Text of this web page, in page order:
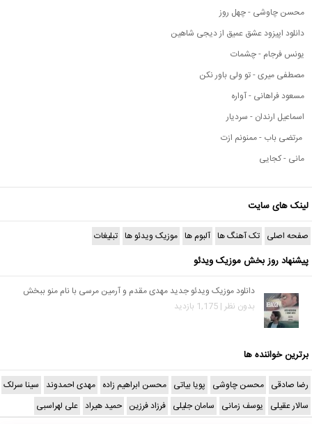
محسن چاوشی - چهل روز
دانلود اپیزود عشق عمیق از دیجی شاهین
یونس فرجام - چشمات
مصطفی میری - تو ولی باور نکن
مسعود فراهانی - آواره
اسماعیل ارندان - سردیار
مرتضی باب - ممنونم ازت
مانی - کجایی
لینک های سایت
صفحه اصلی تک آهنگ ها آلبوم ها موزیک ویدئو ها تبلیغات
پیشنهاد روز بخش موزیک ویدئو
دانلود موزیک ویدئو جدید مهدی مقدم و آرمین مرسی با نام منو ببخش
بدون نظر | 1,175 بازدید
برترین خواننده ها
رضا صادقی محسن چاوشی پویا بیاتی محسن ابراهیم زاده مهدی احمدوند سینا سرلک
سالار عقیلی یوسف زمانی سامان جلیلی فرزاد فرزین حمید هیراد علی لهراسبی